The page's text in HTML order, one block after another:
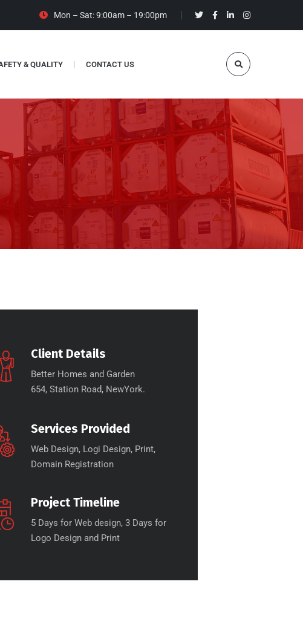
Mon – Sat: 9:00am – 19:00pm
& QUALITY CONTACT US
Client Details
Better Homes and Garden
654, Station Road, NewYork.
Services Provided
Web Design, Logi Design, Print,
Domain Registration
Project Timeline
5 Days for Web design, 3 Days for
Logo Design and Print